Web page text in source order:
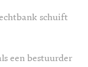
schuift
een bestuurder